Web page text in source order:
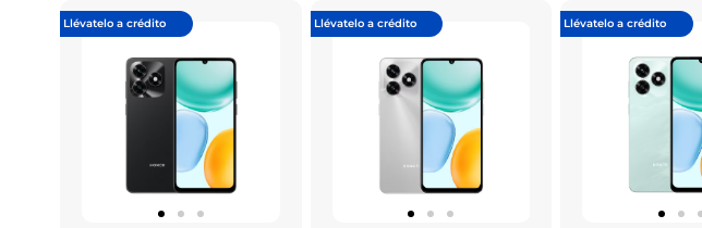
Llévatelo a crédito Llévatelo a crédito Llévatelo a crédito